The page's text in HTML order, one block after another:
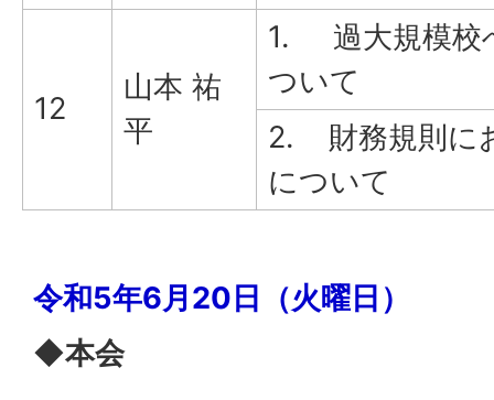
12
山本 祐
平
1. 過大規模校
ついて
2. 財務規則に
について
令和5年6月20日（火曜日）
◆本会